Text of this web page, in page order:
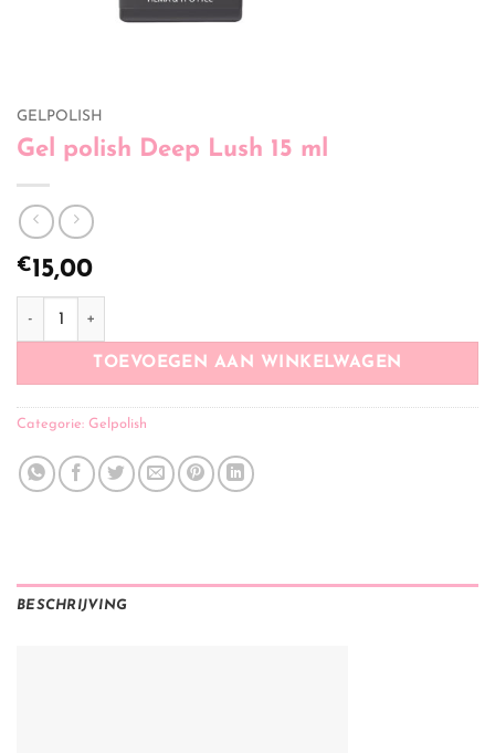
GELPOLISH
Gel polish Deep Lush 15 ml
€15,00
Gel polish Deep Lush 15 ml aantal
TOEVOEGEN AAN WINKELWAGEN
Categorie: Gelpolish
BESCHRIJVING